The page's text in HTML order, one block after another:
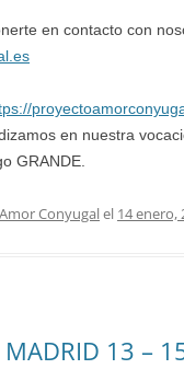
en contacto con
en nuestra
GRANDE.
Conyugalel 14 enero,
MADRID 13 –